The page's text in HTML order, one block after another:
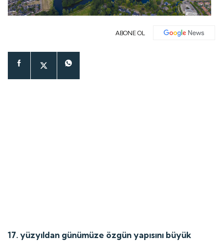
ABONE OL
17. yüzyıldan günümüze özgün yapısını büyük